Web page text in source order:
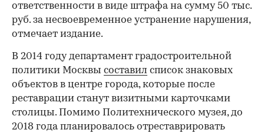
ответственности в виде штрафа на сумму 50 тыс.
руб. за несвоевременное устранение нарушения,
отмечает издание.
В 2014 году департамент градостроительной
политики Москвы составил список знаковых
объектов в центре города, которые после
реставрации станут визитными карточками
столицы. Помимо Политехнического музея, до
2018 года планировалось отреставрировать